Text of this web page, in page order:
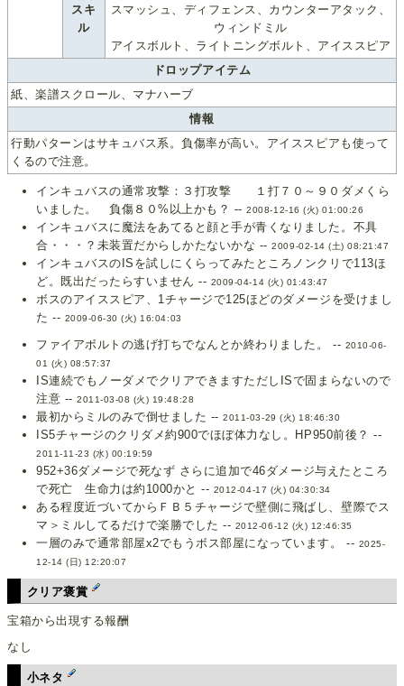
スキ
ル
スマッシュ、ディフェンス、カウンターアタック、
ウィンドミル
アイスボルト、ライトニングボルト、アイススピア
ドロップアイテム
紙、楽譜スクロール、マナハーブ
情報
行動パターンはサキュバス系。負傷率が高い。アイススピアも使って
くるので注意。
インキュバスの通常攻撃：３打攻撃 １打７０～９０ダメくら
いました。 負傷８０%以上かも？ --2008-12-16 (火) 01:00:26
インキュバスに魔法をあてると顔と手が青くなりました。不具
合・・・？未装置だからしかたないかな --2009-02-14 (土) 08:21:47
インキュバスのISを試しにくらってみたところノンクリで113ほ
ど。既出だったらすいません -- 2009-04-14 (火) 01:43:47
ボスのアイススピア、1チャージで125ほどのダメージを受けまし
た -- 2009-06-30 (火) 16:04:03
ファイアボルトの逃げ打ちでなんとか終わりました。 -- 2010-06-
01 (火) 08:57:37
IS連続でもノーダメでクリアできますただしISで固まらないので
注意 --2011-03-08 (火) 19:48:28
最初からミルのみで倒せました --2011-03-29 (火) 18:46:30
IS5チャージのクリダメ約900でほぼ体力なし。HP950前後？ --
2011-11-23 (水) 00:19:59
952+36ダメージで死なず さらに追加で46ダメージ与えたところ
で死亡 生命力は約1000かと -- 2012-04-17 (火) 04:30:34
ある程度近づいてからＦＢ５チャージで壁側に飛ばし、壁際でス
マ＞ミルしてるだけで楽勝でした -- 2012-06-12 (火) 12:46:35
一層のみで通常部屋x2でもうボス部屋になっています。 -- 2025-
12-14 (日) 12:20:07
クリア褒賞
宝箱から出現する報酬
なし
小ネタ